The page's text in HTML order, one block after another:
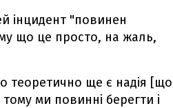
інцидент "повинен
що це просто, на жаль,
теоретично ще є надія [що
ми повинні берегти і